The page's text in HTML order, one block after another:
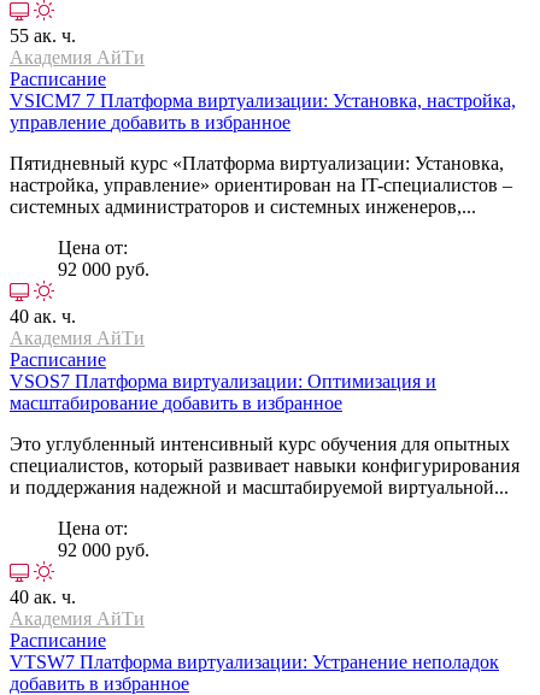
55 ак. ч.
Академия АйТи
Расписание
VSICM7 7 Платформа виртуализации: Установка, настройка,
управление добавить в избранное
Пятидневный курс «Платформа виртуализации: Установка,
настройка, управление» ориентирован на IT-специалистов –
системных администраторов и системных инженеров,...
Цена от:
92 000 руб.
40 ак. ч.
Академия АйТи
Расписание
VSOS7 Платформа виртуализации: Оптимизация и
масштабирование добавить в избранное
Это углубленный интенсивный курс обучения для опытных
специалистов, который развивает навыки конфигурирования
и поддержания надежной и масштабируемой виртуальной...
Цена от:
92 000 руб.
40 ак. ч.
Академия АйТи
Расписание
VTSW7 Платформа виртуализации: Устранение неполадок
добавить в избранное